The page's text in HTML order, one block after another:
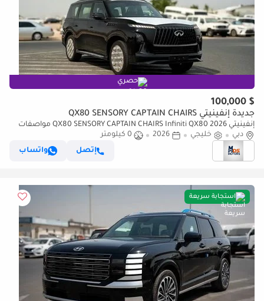
حصري
$ 100,000
جديدة إنفينيتي QX80 SENSORY CAPTAIN CHAIRS
إنفينيتي QX80 SENSORY CAPTAIN CHAIRS Infiniti QX80 2026 مواصفات
خليجية
دبي خليجي 2026
0 كيلومتر
إتصل
واتساب
استجابة سريعة